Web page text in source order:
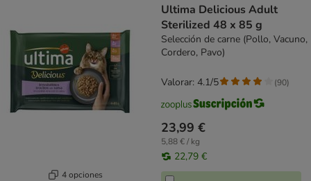
4 opciones
Ultima Delicious Adult
Sterilized 48 x 85 g
Selección de carne (Pollo, Vacuno,
Cordero, Pavo)
23,99 €
5,88 € / kg
22,79 €
Valorar: 4.1/5 (90)